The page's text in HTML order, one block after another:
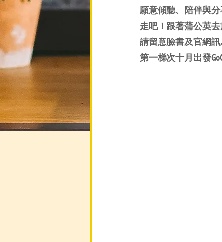
願意傾聽、陪伴與分
走吧！跟著蒲公英
請留意臉書及官網
第一梯次十月出發